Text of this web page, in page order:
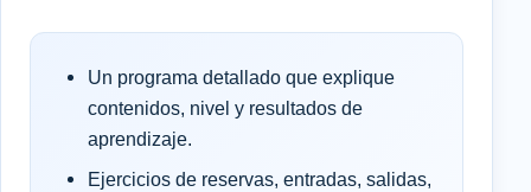
Un programa detallado que explique
contenidos, nivel y resultados de
aprendizaje.
Ejercicios de reservas, entradas, salidas,